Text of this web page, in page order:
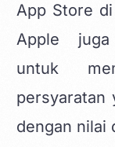
App Store
Apple juga
untuk
persyaratan
dengan nilai